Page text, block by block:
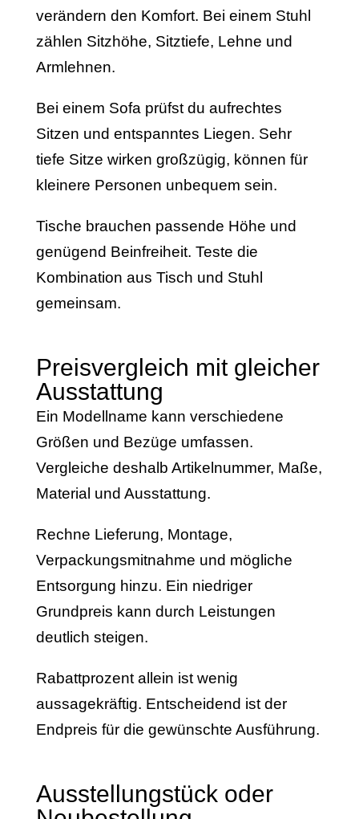
verändern den Komfort. Bei einem Stuhl
zählen Sitzhöhe, Sitztiefe, Lehne und
Armlehnen.
Bei einem Sofa prüfst du aufrechtes
Sitzen und entspanntes Liegen. Sehr
tiefe Sitze wirken großzügig, können für
kleinere Personen unbequem sein.
Tische brauchen passende Höhe und
genügend Beinfreiheit. Teste die
Kombination aus Tisch und Stuhl
gemeinsam.
Preisvergleich mit gleicher
Ausstattung
Ein Modellname kann verschiedene
Größen und Bezüge umfassen.
Vergleiche deshalb Artikelnummer, Maße,
Material und Ausstattung.
Rechne Lieferung, Montage,
Verpackungsmitnahme und mögliche
Entsorgung hinzu. Ein niedriger
Grundpreis kann durch Leistungen
deutlich steigen.
Rabattprozent allein ist wenig
aussagekräftig. Entscheidend ist der
Endpreis für die gewünschte Ausführung.
Ausstellungstück oder